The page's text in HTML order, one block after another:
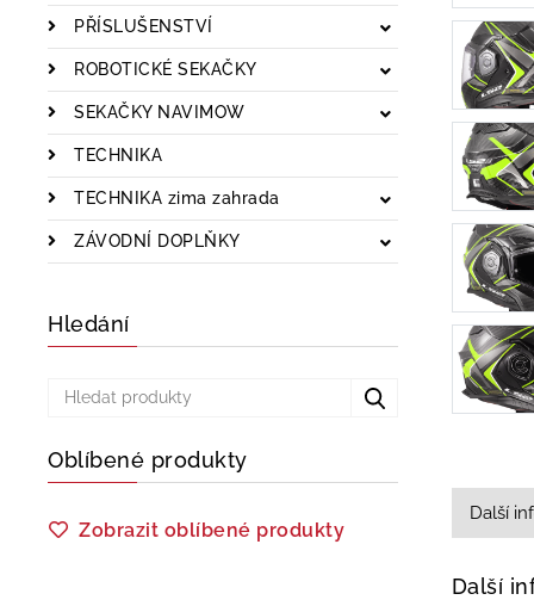
PŘÍSLUŠENSTVÍ
ROBOTICKÉ SEKAČKY
SEKAČKY NAVIMOW
TECHNIKA
TECHNIKA zima zahrada
ZÁVODNÍ DOPLŇKY
Hledání
Oblíbené produkty
Zobrazit oblíbené produkty
Další
Další